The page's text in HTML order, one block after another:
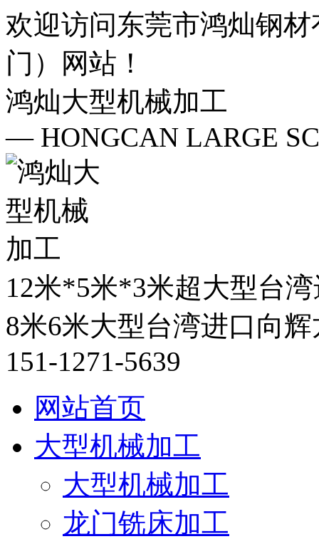
欢迎访问东莞市鸿灿钢
门）网站！
鸿灿大型机械加工
— HONGCAN LARGE
12米*5米*3米超大型台
8米6米大型台湾进口向
151-1271-5639
网站首页
大型机械加工
大型机械加工
龙门铣床加工